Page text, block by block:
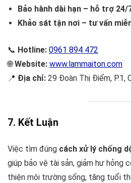
Bảo hành dài hạn – hỗ trợ
Khảo sát tận nơi – tư vấn
📞 Hotline: 0961 894 472
🌐Website: www.lammaiton.com
📍 Địa chỉ: 29 Đoàn Thị Điểm, P.1,
7. Kết Luận
Việc tìm đúng cách xử lý chống
giúp bảo vệ tài sản, giảm hư hỏng
thiện môi trường sống, tăng tuổi